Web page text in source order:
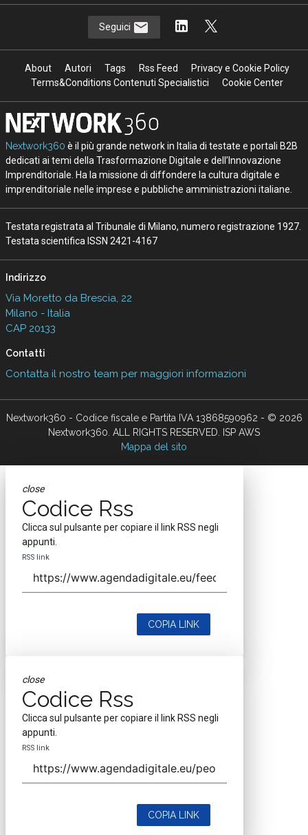
Seguici
About Autori Tags Rss Feed
Privacy e Cookie Policy
Terms&Conditions Contenuti Specialistici
Cookie Center
Nextwork360 è il più grande network in Italia di testate e portali B2B
dedicati ai temi della Trasformazione Digitale e dell’Innovazione
Imprenditoriale. Ha la missione di diffondere la cultura digitale e
imprenditoriale nelle imprese e pubbliche amministrazioni italiane.
Testata registrata al Tribunale di Milano, numero registrazione 1927.
Testata scientifica ISSN 2421-4167
Indirizzo
Via Moretto da Brescia, 22
Milano - Italia
CAP 20133
Contatti
Contatta il nostro team per maggiori informazioni
Nextwork360 - Codice fiscale e Partita IVA 13868590962 - © 2026
Nextwork360. ALL RIGHTS RESERVED. ISP AWS
Mappa del sito
close
Codice Rss
Clicca sul pulsante per copiare il link RSS negli
appunti.
RSS link
COPIA LINK
close
Codice Rss
Clicca sul pulsante per copiare il link RSS negli
appunti.
RSS link
COPIA LINK